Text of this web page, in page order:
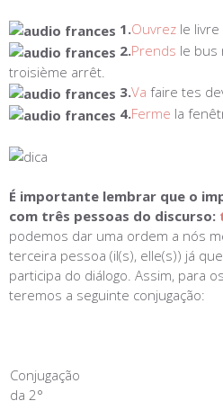
1.Ouvrez le livre
2.Prends le bus
troisième arrêt.
3.Va faire tes
4.Ferme la
É importante lembrar que o
com três pessoas do discurso:
podemos dar uma ordem a nós
terceira pessoa (il(s), elle(s)) já
participa do diálogo. Assim, para
teremos a seguinte conjugação:
Conjugação
da 2°